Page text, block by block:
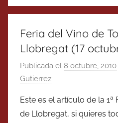
Feria del Vino de
Llobregat (17
Publicada el 8 octubre, 2010
Gutierrez
Este es el artículo de la 1ª
de Llobregat, si quieres